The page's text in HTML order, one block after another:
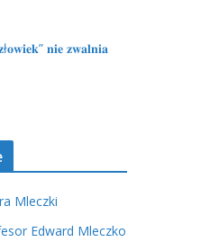
𝐧𝐢𝐞 𝐳𝐰𝐚𝐥𝐧𝐢𝐚
Mleczki
Edward Mleczko